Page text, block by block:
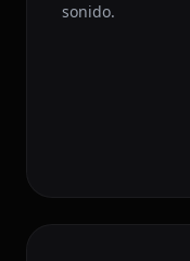
sonido.